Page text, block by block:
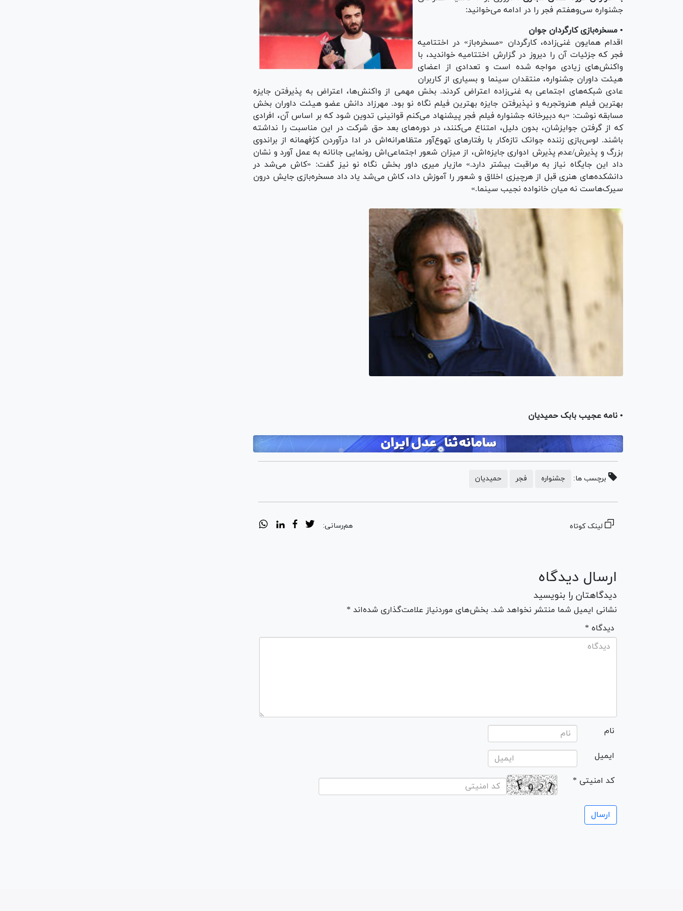
جشنواره سی‌وهفتم فجر را در ادامه می‌خوانید:
• مسخره‌بازی کارگردان جوان
اقدام همایون غنی‌زاده، کارگردان «مسخره‌باز» در اختتامیه
فجر که جزئیات آن را دیروز در گزارش اختتامیه خواندید، با
واکنش‌های زیادی مواجه شده است و تعدادی از اعضای
هیئت داوران جشنواره، منتقدان سینما و بسیاری از کاربران
عادی شبکه‌های اجتماعی به غنی‌زاده اعتراض کردند. بخش مهمی از واکنش‌ها، اعتراض به پذیرفتن جایزه
بهترین فیلم هنروتجربه و نپذیرفتن جایزه بهترین فیلم نگاه نو بود. مهرزاد دانش عضو هیئت داوران بخش
مسابقه نوشت: «به دبیرخانه جشنواره فیلم فجر پیشنهاد می‌کنم قوانینی تدوین شود که بر اساس آن، افرادی
که از گرفتن جوایزشان، بدون دلیل، امتناع می‌کنند، در دوره‌های بعد حق شرکت در این مناسبت را نداشته
باشند. لوس‌بازی زننده جوانک تازه‌کار با رفتار‌های تهوع‌آور متظاهرانه‌اش در ادا درآوردن کژفهمانه از براندوی
بزرگ و پذیرش/عدم پذیرش ادواری جایزه‌اش، از میزان شعور اجتماعی‌اش رونمایی جانانه به عمل آورد و نشان
داد این جایگاه نیاز به مراقبت بیشتر دارد.» مازیار میری داور بخش نگاه نو نیز گفت: «کاش می‌شد در
دانشکده‌های هنری قبل از هرچیزی اخلاق و شعور را آموزش داد، کاش می‌شد یاد داد مسخره‌بازی جایش درون
سیرک‌هاست نه میان خانواده نجیب سینما.»
• نامه عجیب بابک حمیدیان
برچسب ها: جشنواره فجر حمیدیان
لینک کوتاه هم‌رسانی:
ارسال دیدگاه
دیدگاهتان را بنویسید
نشانی ایمیل شما منتشر نخواهد شد. بخش‌های موردنیاز علامت‌گذاری شده‌اند *
* دیدگاه
نام
ایمیل
* کد امنیتی